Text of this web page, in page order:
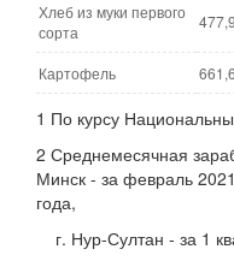
Хлеб из муки первого
сорта
477,9
Картофель 661,6
1 По курсу
2 Среднемесячная
Минск - за февраль
года,
г. Нур-Султан - за 1